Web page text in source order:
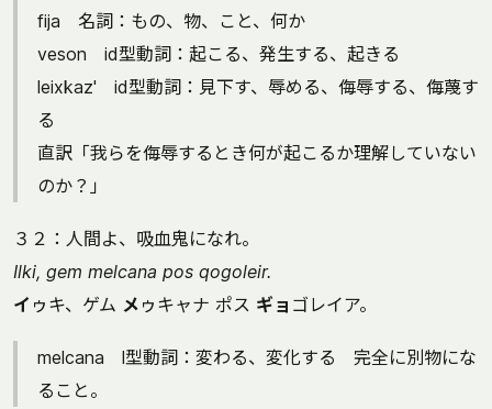
fija 名詞：もの、物、こと、何か
veson id型動詞：起こる、発生する、起きる
leixkaz' id型動詞：見下す、辱める、侮辱する、侮蔑す
る
直訳「我らを侮辱するとき何が起こるか理解していない
のか？」
３２：人間よ、吸血鬼になれ。
Ilki, gem melcana pos qogoleir.
イ ゥキ、ゲム メ ゥキャナ ポス ギョ ゴレイア。
melcana l型動詞：変わる、変化する 完全に別物にな
ること。